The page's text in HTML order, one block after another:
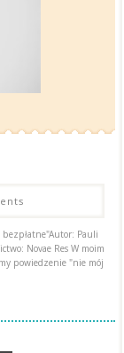
Pauli
Novae Res W moim
powiedzenie "nie mój